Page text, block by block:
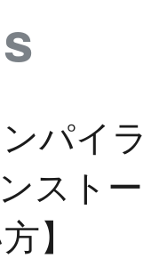
パイラ
ストー
】